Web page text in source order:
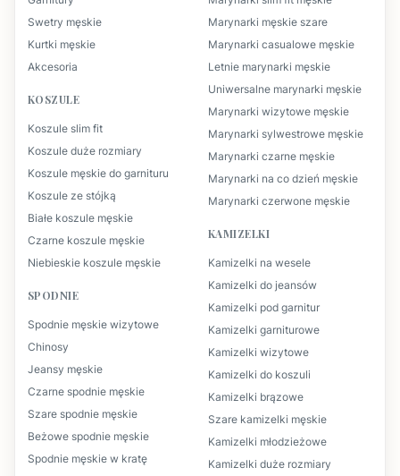
Swetry męskie
Kurtki męskie
Akcesoria
KOSZULE
Koszule slim fit
Koszule duże rozmiary
Koszule męskie do garnituru
Koszule ze stójką
Białe koszule męskie
Czarne koszule męskie
Niebieskie koszule męskie
SPODNIE
Spodnie męskie wizytowe
Chinosy
Jeansy męskie
Czarne spodnie męskie
Szare spodnie męskie
Beżowe spodnie męskie
Spodnie męskie w kratę
Marynarki męskie szare
Marynarki casualowe męskie
Letnie marynarki męskie
Uniwersalne marynarki męskie
Marynarki wizytowe męskie
Marynarki sylwestrowe męskie
Marynarki czarne męskie
Marynarki na co dzień męskie
Marynarki czerwone męskie
KAMIZELKI
Kamizelki na wesele
Kamizelki do jeansów
Kamizelki pod garnitur
Kamizelki garniturowe
Kamizelki wizytowe
Kamizelki do koszuli
Kamizelki brązowe
Szare kamizelki męskie
Kamizelki młodzieżowe
Kamizelki duże rozmiary